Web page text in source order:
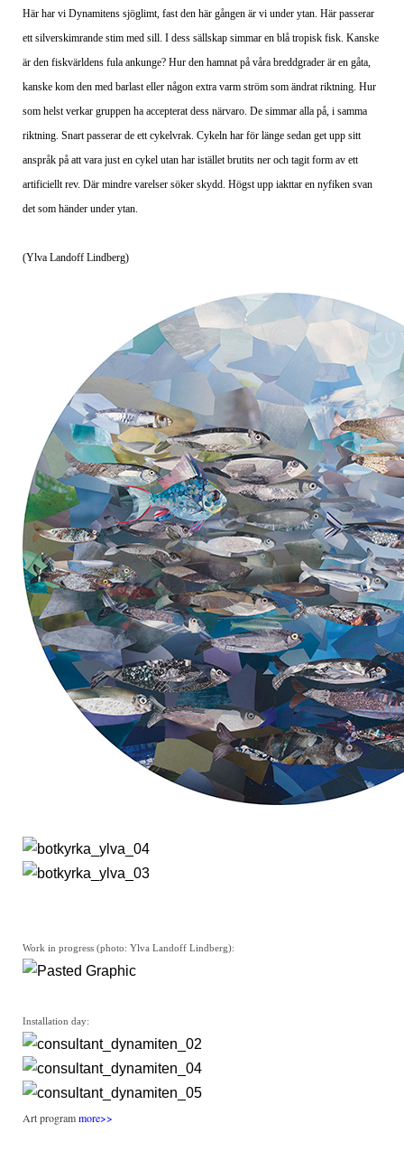
Här har vi Dynamitens sjöglimt, fast den här gången är vi under ytan. Här passerar
ett silverskimrande stim med sill. I dess sällskap simmar en blå tropisk fisk. Kanske
är den fiskvärldens fula ankunge? Hur den hamnat på våra breddgrader är en gåta,
kanske kom den med barlast eller någon extra varm ström som ändrat riktning. Hur
som helst verkar gruppen ha accepterat dess närvaro. De simmar alla på, i samma
riktning. Snart passerar de ett cykelvrak. Cykeln har för länge sedan get upp sitt
anspråk på att vara just en cykel utan har istället brutits ner och tagit form av ett
artificiellt rev. Där mindre varelser söker skydd. Högst upp iakttar en nyfiken svan
det som händer under ytan.
(Ylva Landoff Lindberg)
Work in progress (photo: Ylva Landoff Lindberg):
Installation day:
Art programmore>>